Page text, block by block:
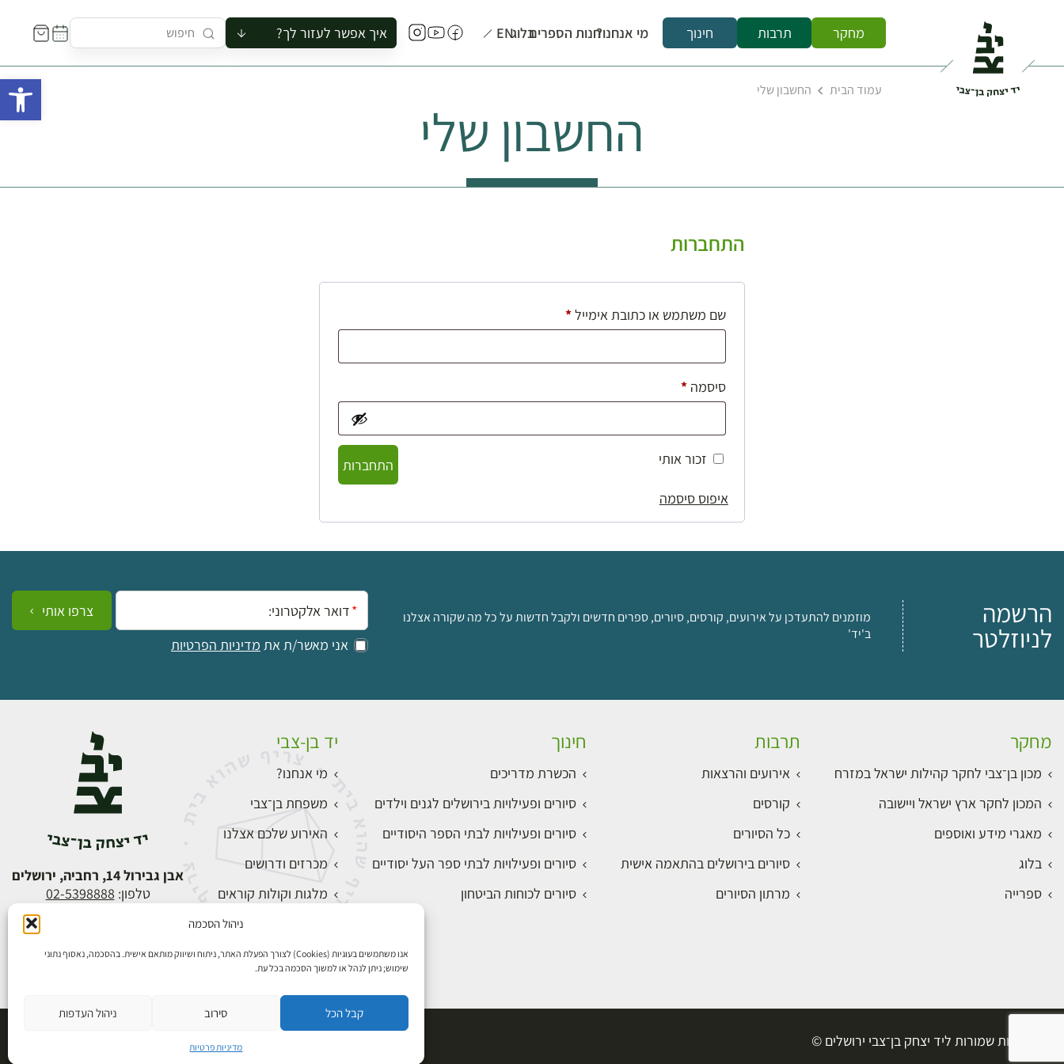
ניהול הסכמה
אנו משתמשים בעוגיות (Cookies) לצורך הפעלת האתר, ניתוח ושיווק מותאם אישית. בהסכמה, נאסוף נתוני
שימוש; ניתן לנהל או למשוך הסכמה בכל עת.
קבל הכל סירוב ניהול העדפות
מדיניות פרטיות
מחקר תרבות חינוך מי אנחנו?חנות הספריםבלוגEN איך אפשר לעזור לך?
להזמין סיור לקבוצה
לתאם ביקור בצריף
עמוד הבית החשבון שלי
החשבון שלי
התחברות
שם משתמש או כתובת אימייל*חובה
סיסמה*חובה
זכור אותי
התחברות
איפוס סיסמה
הרשמה
לניוזלטר
מוזמנים להתעדכן על אירועים, קורסים, סיורים, ספרים חדשים ולקבל חדשות על כל מה שקורה אצלנו
ב'יד'
אימייל:
אני מאשר/ת את מדיניות הפרטיות
צרפו אותי
מחקר
מכון בן־צבי לחקר קהילות ישראל במזרח
המכון לחקר ארץ ישראל ויישובה
מאגרי מידע ואוספים
בלוג
ספרייה
תרבות
אירועים והרצאות
קורסים
כל הסיורים
סיורים בירושלים בהתאמה אישית
מרתון הסיורים
חינוך
הכשרת מדריכים
סיורים ופעילויות בירושלים לגנים וילדים
סיורים ופעילויות לבתי הספר היסודיים
סיורים ופעילויות לבתי ספר העל יסודיים
סיורים לכוחות הביטחון
יד בן-צבי
מי אנחנו?
משפחת בן־צבי
האירוע שלכם אצלנו
מכרזים ודרושים
מלגות וקולות קוראים
התחברות
אבן גבירול 14, רחביה, ירושלים
טלפון: 02-5398888
כל הזכויות שמורות ליד יצחק בן־צבי ירושלים ©